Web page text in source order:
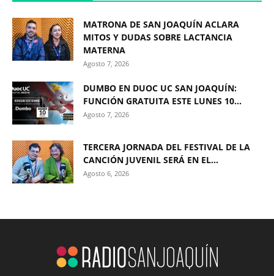
MATRONA DE SAN JOAQUÍN ACLARA
MITOS Y DUDAS SOBRE LACTANCIA
MATERNA
Agosto 7, 2026
DUMBO EN DUOC UC SAN JOAQUÍN:
FUNCIÓN GRATUITA ESTE LUNES 10...
Agosto 7, 2026
TERCERA JORNADA DEL FESTIVAL DE LA
CANCIÓN JUVENIL SERÁ EN EL...
Agosto 6, 2026